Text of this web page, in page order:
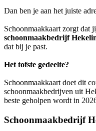
Dan ben je aan het juiste
Schoonmaakkaart zorgt dat
schoonmaakbedrijf
dat bij je past.
Het tofste gedeelte?
Schoonmaakkaart doet dit
schoonmaakbedrijven uit
beste geholpen wordt in
Schoonmaakbedrijf